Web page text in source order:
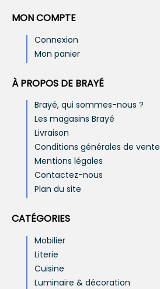
MON COMPTE
Connexion
Mon panier
À PROPOS DE BRAYÉ
Brayé, qui sommes-nous ?
Les magasins Brayé
Livraison
Conditions générales de vente
Mentions légales
Contactez-nous
Plan du site
CATÉGORIES
Mobilier
Literie
Cuisine
Luminaire & décoration